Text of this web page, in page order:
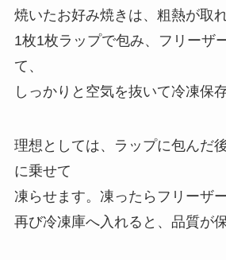
焼いたお好み焼きは、粗熱が取
1枚1枚ラップで包み、フリーザ
て、
しっかりと空気を抜いて冷凍保
理想としては、ラップに包んだ
に乗せて
凍らせます。凍ったらフリーザ
再び冷凍庫へ入れると、品質が